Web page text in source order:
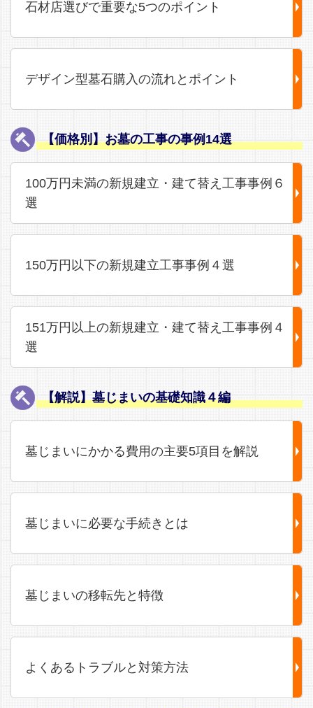
石材店選びで重要な5つのポイント
デザイン型墓石購入の流れとポイント
【価格別】お墓の工事の事例14選
100万円未満の新規建立・建て替え工事事例６
選
150万円以下の新規建立工事事例４選
151万円以上の新規建立・建て替え工事事例４
選
【解説】墓じまいの基礎知識４編
墓じまいにかかる費用の主要5項目を解説
墓じまいに必要な手続きとは
墓じまいの移転先と特徴
よくあるトラブルと対策方法